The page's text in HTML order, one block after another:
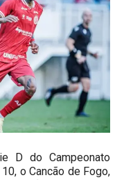
D do Campeonato
o Cancão de Fogo,